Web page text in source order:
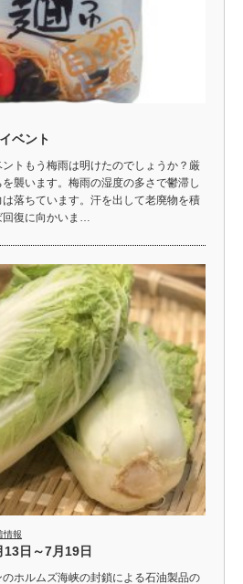
ベント
トもう梅雨は明けたのでしょうか？厳
襲います。梅雨の湿度の多さで鬱滞し
落ちています。汗を出して老廃物を積
回復に向かいま…
情報
日～7月19日
ホルムズ海峡の封鎖による石油製品の